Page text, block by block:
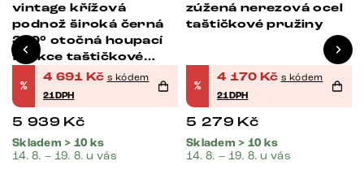
vintage křížová
podnož široká černá
360° otočná houpací
funkce taštičkové
pružiny
%
4 691 Kč s kódem
21DPH
5 939 Kč
Skladem > 10 ks
14. 8. – 19. 8. u vás
zúžená nerezová ocel
taštičkové pružiny
%
4 170 Kč s kódem
21DPH
5 279 Kč
Skladem > 10 ks
14. 8. – 19. 8. u vás